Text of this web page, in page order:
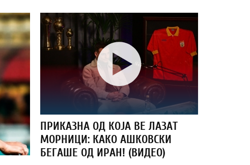
ПРИКАЗНА ОД КОЈА ВЕ ЛАЗАТ
МОРНИЦИ: КАКО АШКОВСКИ
БЕГАШЕ ОД ИРАН! (ВИДЕО)